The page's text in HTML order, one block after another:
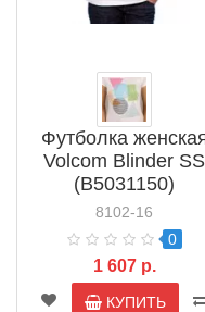
Футболка
Volcom Blinder SS
(B5031150)
8102-16
0
1 607 р.
КУПИТЬ